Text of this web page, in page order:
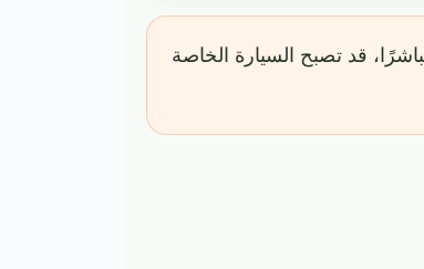
قد تصبح السيارة الخاصة